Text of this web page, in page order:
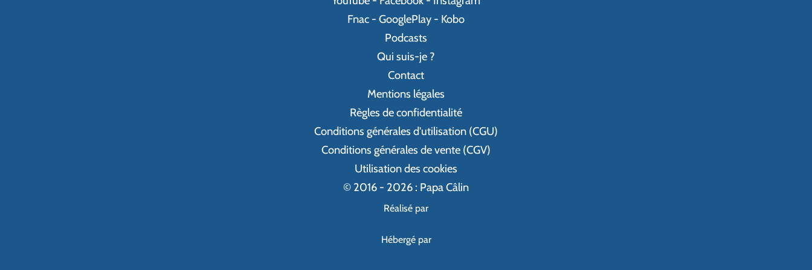
Fnac - GooglePlay - Kobo
Podcasts
Qui suis-je ?
Contact
Mentions légales
Règles de confidentialité
Conditions générales d'utilisation (CGU)
Conditions générales de vente (CGV)
Utilisation des cookies
© 2016 - 2026 : Papa Câlin
Réalisé par
Hébergé par